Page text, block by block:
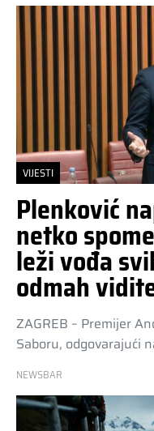
VIJESTI
Plenković
netko
leži vođa
odmah
ZAGREB – Premijer
Saboru, odgovarajući
NEWSBAR